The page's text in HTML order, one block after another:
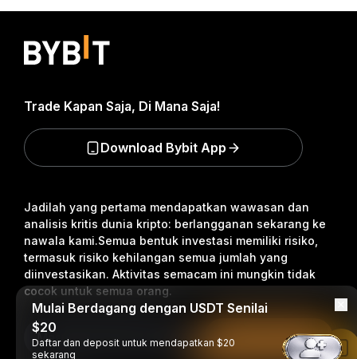
Jadilah yang pertama mendapatkan wawasan dan
analisis kritis dunia kripto: berlangganan sekarang ke
nawala kami.Semua bentuk investasi memiliki risiko,
termasuk risiko kehilangan semua jumlah yang
diinvestasikan. Aktivitas semacam ini mungkin tidak
cocok untuk semua orang.
Berlangganan
Trade Kapan Saja, Di Mana Saja!
Download Bybit App
Mulai Berdagang dengan USDT Senilai
$20
Daftar dan deposit untuk mendapatkan $20
sekarang
Baca di Aplikasi Bybit